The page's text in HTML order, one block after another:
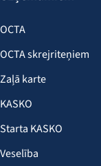
OCTA
OCTA skrejriteņiem
Zaļā karte
KASKO
Starta KASKO
Veselība